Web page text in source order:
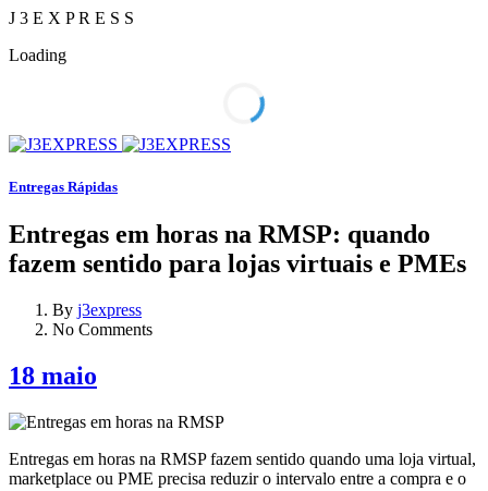
J 3 E X PR E S S
Loading
Entregas Rápidas
Entregas em horas na RMSP: quando
fazem sentido para lojas virtuais e PMEs
By j3express
No Comments
18 maio
Entregas em horas na RMSP fazem sentido quando uma loja virtual,
marketplace ou PME precisa reduzir o intervalo entre a compra e o